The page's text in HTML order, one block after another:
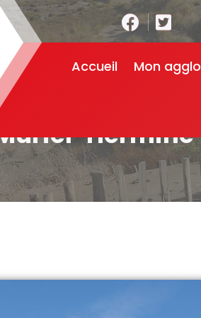
Accueil Mon agglo
Hermine